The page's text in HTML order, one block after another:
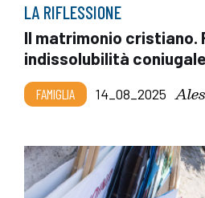
LA RIFLESSIONE
Il matrimonio cristiano.
indissolubilità coniugale
FAMIGLIA 14_08_2025